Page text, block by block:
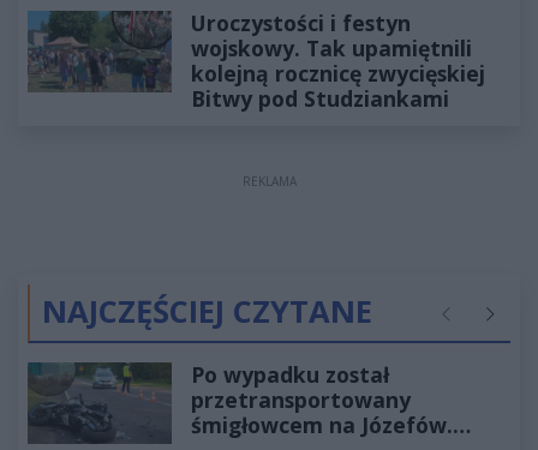
Uroczystości i festyn
wojskowy. Tak upamiętnili
kolejną rocznicę zwycięskiej
Bitwy pod Studziankami
REKLAMA
NAJCZĘŚCIEJ CZYTANE Poprzednie
Po wypadku został
przetransportowany
śmigłowcem na Józefów.